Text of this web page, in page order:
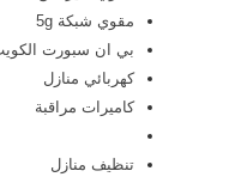
مقوي شبكة 5g
بي ان سبورت
كهربائي منازل
كاميرات مراقبة
تنظيف منازل